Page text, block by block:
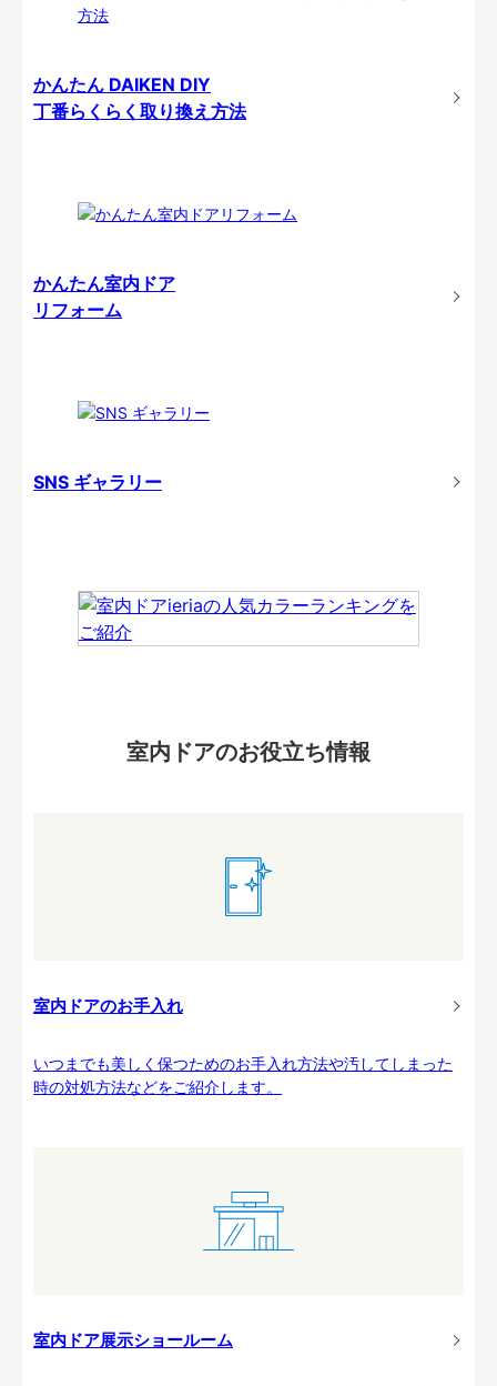
かんたん DAIKEN DIY
丁番らくらく取り換え方法
かんたん室内ドア
リフォーム
SNS ギャラリー
室内ドアのお役立ち情報
室内ドアのお手入れ
いつまでも美しく保つためのお手入れ方法や汚してしまった
時の対処方法などをご紹介します。
室内ドア展示ショールーム